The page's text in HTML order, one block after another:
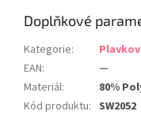
Doplňkové
Kategorie:
EAN:
—
Materiál:
80%
Kód produktu: SW2052